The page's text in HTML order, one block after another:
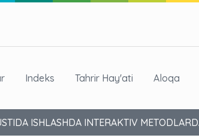
Indeks Tahrir Hay'ati Aloqa
ISHLASHDA INTERAKTIV